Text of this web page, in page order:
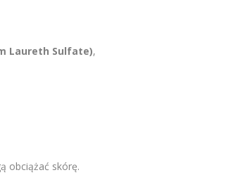
Laureth Sulfate),
obciążać skórę.